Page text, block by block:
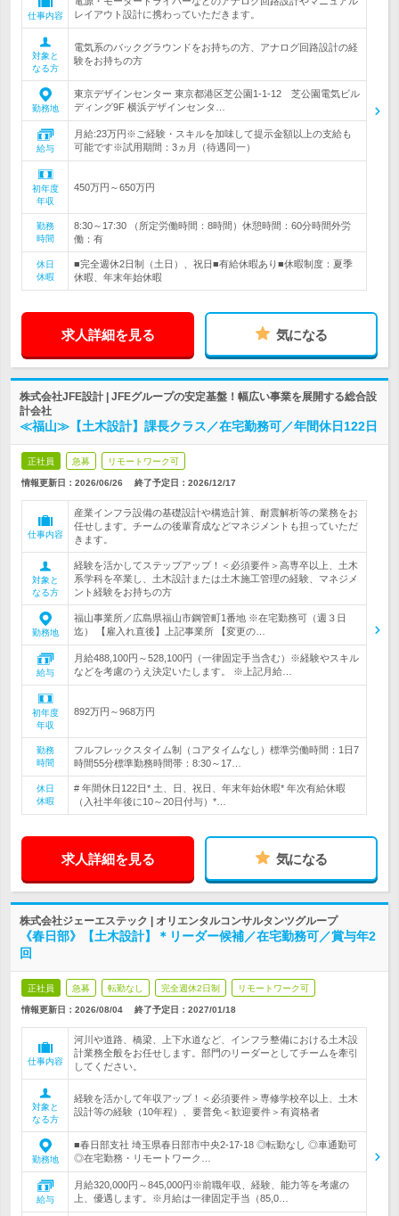
仕事内容
レイアウト設計に携わっていただきます。
対象と
なる方
電気系のバックグラウンドをお持ちの方、アナログ回路設計の経
験をお持ちの方
勤務地
東京デザインセンター 東京都港区芝公園1-1-12 芝公園電気ビル
ディング9F 横浜デザインセンタ…
給与
月給:23万円※ご経験・スキルを加味して提示金額以上の支給も
可能です※試用期間：3ヵ月（待遇同一）
初年度
年収
450万円～650万円
勤務
時間
8:30～17:30 （所定労働時間：8時間）休憩時間：60分時間外労
働：有
休日
休暇
■完全週休2日制（土日）、祝日■有給休暇あり■休暇制度：夏季
休暇、年末年始休暇
求人詳細を見る 気になる
株式会社JFE設計 | JFEグループの安定基盤！幅広い事業を展開する総合設
計会社
≪福山≫【土木設計】課長クラス／在宅勤務可／年間休日122日
正社員 急募 リモートワーク可
情報更新日：2026/06/26 終了予定日： 2026/12/17
仕事内容
産業インフラ設備の基礎設計や構造計算、耐震解析等の業務をお
任せします。チームの後輩育成などマネジメントも担っていただ
きます。
対象と
なる方
経験を活かしてステップアップ！＜必須要件＞高専卒以上、土木
系学科を卒業し、土木設計または土木施工管理の経験、マネジメ
ント経験をお持ちの方
勤務地
福山事業所／広島県福山市鋼管町1番地 ※在宅勤務可（週３日
迄） 【雇入れ直後】上記事業所 【変更の…
給与
月給488,100円～528,100円（一律固定手当含む）※経験やスキル
などを考慮のうえ決定いたします。 ※上記月給…
初年度
年収
892万円～968万円
勤務
時間
フルフレックスタイム制（コアタイムなし）標準労働時間：1日7
時間55分標準勤務時間帯：8:30～17…
休日
休暇
# 年間休日122日* 土、日、祝日、年末年始休暇* 年次有給休暇
（入社半年後に10～20日付与）*…
求人詳細を見る 気になる
株式会社ジェーエステック | オリエンタルコンサルタンツグループ
《春日部》【土木設計】＊リーダー候補／在宅勤務可／賞与年2
回
正社員 急募 転勤なし 完全週休2日制 リモートワーク可
情報更新日：2026/08/04 終了予定日： 2027/01/18
仕事内容
河川や道路、橋梁、上下水道など、インフラ整備における土木設
計業務全般をお任せします。部門のリーダーとしてチームを牽引
してください。
対象と
なる方
経験を活かして年収アップ！＜必須要件＞専修学校卒以上、土木
設計等の経験（10年程）、要普免＜歓迎要件＞有資格者
勤務地
■春日部支社 埼玉県春日部市中央2-17-18 ◎転勤なし ◎車通勤可
◎在宅勤務・リモートワーク…
給与
月給320,000円～845,000円※前職年収、経験、能力等を考慮の
上、優遇します。※月給は一律固定手当（85,0…